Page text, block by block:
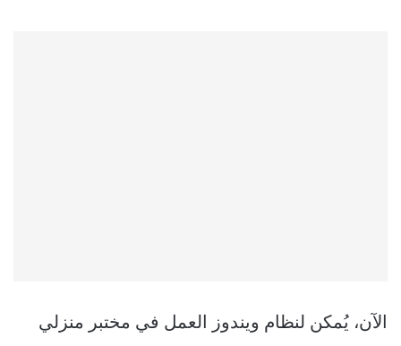
الآن، يُمكن لنظام ويندوز العمل في مختبر منزلي